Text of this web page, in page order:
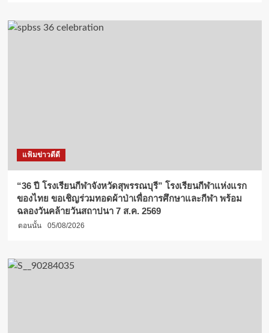
แฟ้มข่าวดีดี
“36 ปี โรงเรียนกีฬาจังหวัดสุพรรณบุรี” โรงเรียนกีฬาแห่งแรก
ของไทย ขอเชิญร่วมทอดผ้าป่าเพื่อการศึกษาและกีฬา พร้อม
ฉลองวันคล้ายวันสถาปนา 7 ส.ค. 2569
ตอนนั้น 05/08/2026